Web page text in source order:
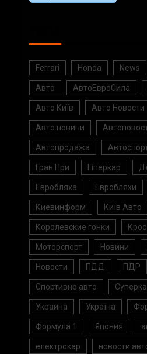
Ferrari Honda News
Авто АвтоЕвроСила
Авто Київ Авто Новости
Авто новини
Автопродажа
Гран При Гіперкар
Евробляха Евробляхи
Киевинформ Київ Авто
Королевские гонки
Моторспорт Новини
Новости ПДД ПДР
Спортивне авто
Украина Україна
Формула 1 Япония
електрокар новости